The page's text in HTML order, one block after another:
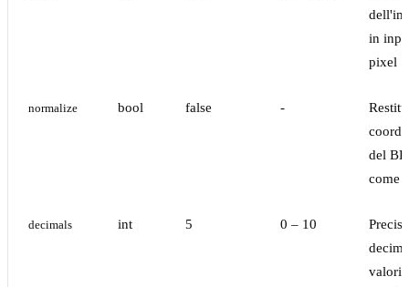
in
pixel
normalize bool false -
del
come
decimals int 5 0 – 10
valori